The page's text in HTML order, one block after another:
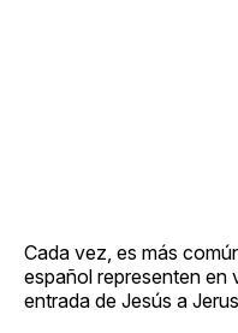
Cada vez, es más
español representen en
entrada de Jesús a